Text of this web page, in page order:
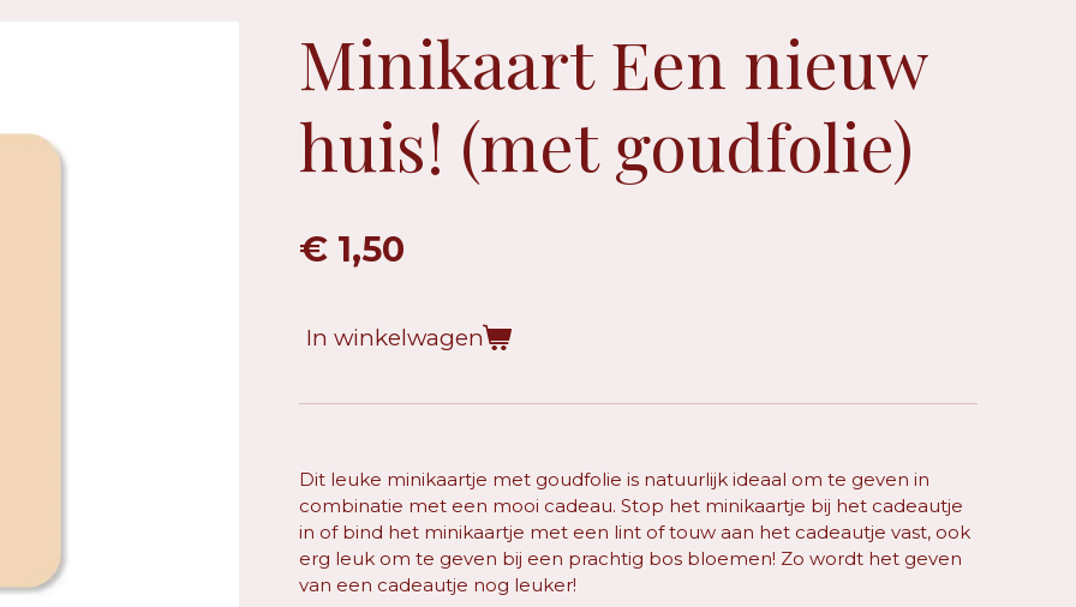
Minikaart Een nieuw
huis! (met goudfolie)
€ 1,50
In winkelwagen
Dit leuke minikaartje met goudfolie is natuurlijk ideaal om te geven in
combinatie met een mooi cadeau. Stop het minikaartje bij het cadeautje
in of bind het minikaartje met een lint of touw aan het cadeautje vast, ook
erg leuk om te geven bij een prachtig bos bloemen! Zo wordt het geven
van een cadeautje nog leuker!